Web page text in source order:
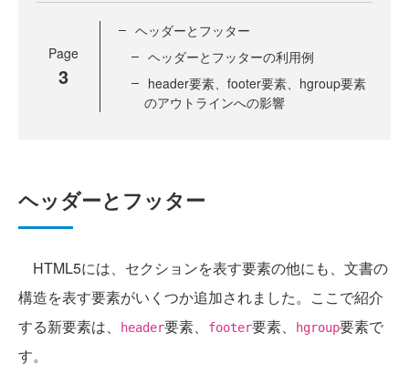
Page
3
ヘッダーとフッター
ヘッダーとフッターの利用例
header要素、footer要素、hgroup要素
のアウトラインへの影響
ヘッダーとフッター
HTML5には、セクションを表す要素の他にも、文書の
構造を表す要素がいくつか追加されました。ここで紹介
する新要素は、
header要素、 footer要素、 hgroup要素で
す。